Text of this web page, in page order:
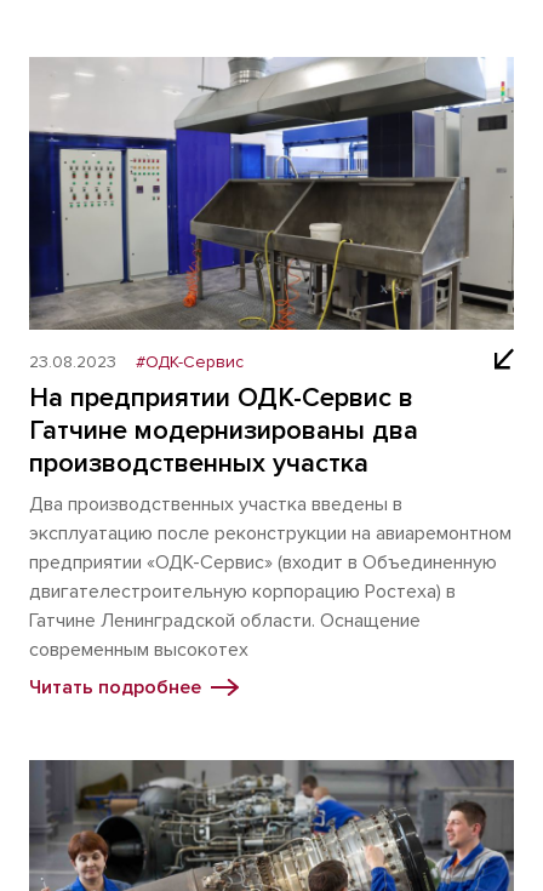
23.08.2023 #ОДК-Сервис
На предприятии ОДК-Сервис в
Гатчине модернизированы два
производственных участка
Два производственных участка введены в
эксплуатацию после реконструкции на авиаремонтном
предприятии «ОДК-Сервис» (входит в Объединенную
двигателестроительную корпорацию Ростеха) в
Гатчине Ленинградской области. Оснащение
современным высокотех
Читать подробнее